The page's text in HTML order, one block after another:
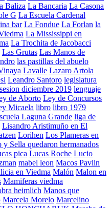
Baliza La Bancaria La Casona
G La Escuela Cardenal
bar La Fondue La Forlan la
La Mississippi en
La Trochita de Jacobacci
Las Grutas Las Manos de
las pastillas del abuelo
Lavalle Lazaro Artola
Leandro Santoro legislatura
diciembre 2019 lenguaje
de Aborto Ley de Concursos
Micaela libro libro 1979
Laguna Grande liga de
Lisandro Aristimuño en El
Lorihen Los Plameras en
Sella quedaron hermanados
pica Lucas Roche Lucio
mabel leon Macos Pavlin
en Viedma Malón Malon en
Mamiferas viedma
heimlich Manos que
Marcela Morelo Marcelino